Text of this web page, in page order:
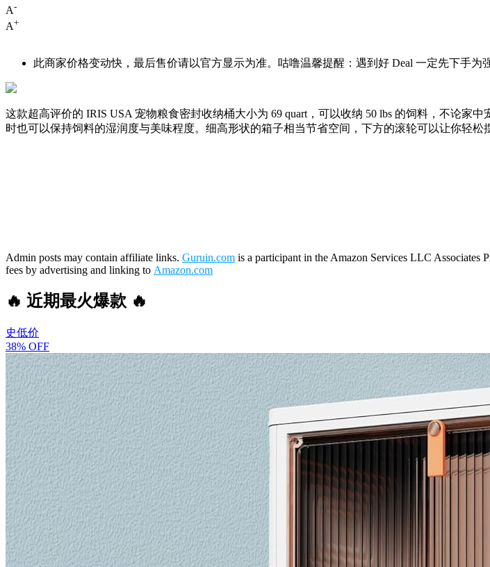
A-
A+
此商家价格变动快，最后售价请以官方显示为准。咕噜温馨提醒：遇到好 Deal 一定先下手为
这款超高评价的 IRIS USA 宠物粮食密封收纳桶大小为 69 quart，可以收纳 50 lbs 的饲料，不论家
时也可以保持饲料的湿润度与美味程度。细高形状的箱子相当节省空间，下方的滚轮可以让你轻
Admin posts may contain affiliate links. Guruin.com is a participant in the Amazon Services LLC Associates
fees by advertising and linking to Amazon.com
🔥 近期最火爆款 🔥
史低价
38% OFF